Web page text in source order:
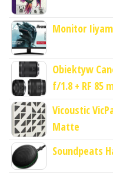
Monitor
Obiektyw
f/1.8 + RF 85
Vicoustic
Matte
Soundpeats